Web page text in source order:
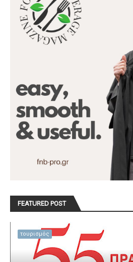
FEATURED POST
τουρισμός